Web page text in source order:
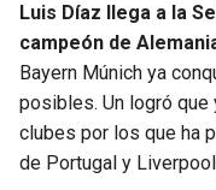
Luis Díaz llega a la
campeón de
Bayern Múnich ya
posibles. Un logró
clubes por los que ha
de Portugal y